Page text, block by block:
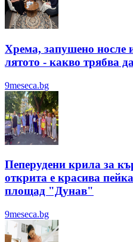
Хрема, запушено носле
лятотo - какво трябва
9meseca.bg
Пеперудени крила за
открита е красива
площад "Дунав"
9meseca.bg